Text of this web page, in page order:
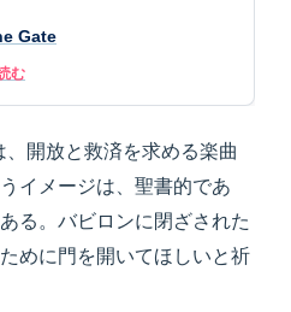
Gate
む
、開放と救済を求める楽曲
イメージは、聖書的であ
る。バビロンに閉ざされた
めに門を開いてほしいと祈